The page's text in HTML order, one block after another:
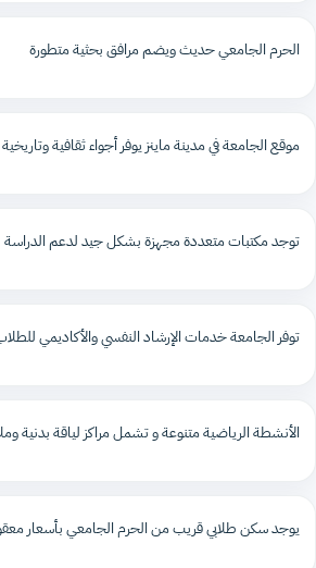
الحرم الجامعي حديث ويضم مرافق بحثية متطورة
موقع الجامعة في مدينة ماينز يوفر أجواء ثقافية
توجد مكتبات متعددة مجهزة بشكل جيد لدعم الدراسة
توفر الجامعة خدمات الإرشاد النفسي والأكاديمي
الأنشطة الرياضية متنوعة و تشمل مراكز لياقة بدنية
يوجد سكن طلابي قريب من الحرم الجامعي بأسعار